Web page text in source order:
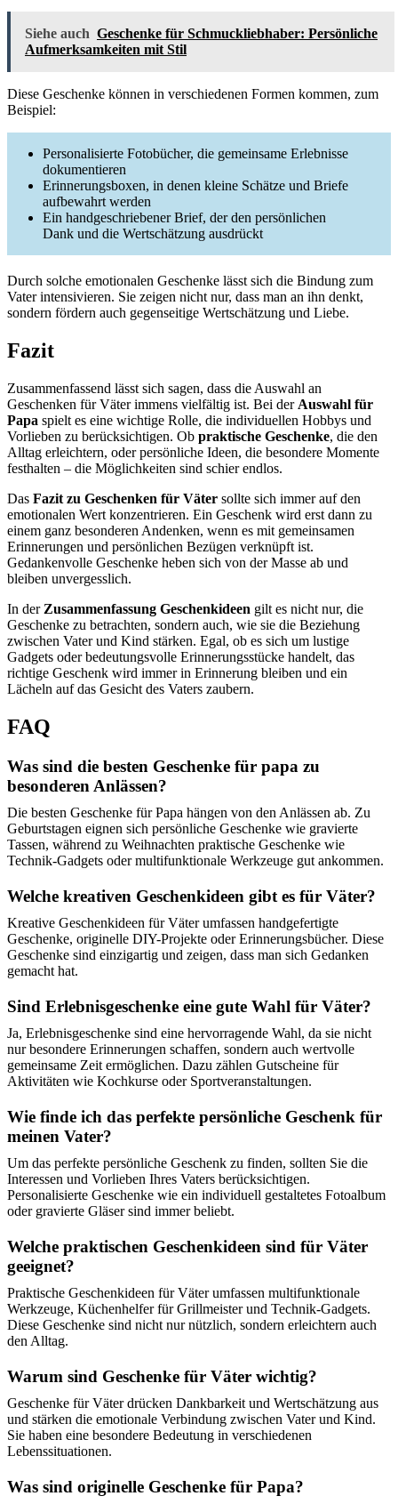
Siehe auch Geschenke für Schmuckliebhaber: Persönliche
Aufmerksamkeiten mit Stil
Diese Geschenke können in verschiedenen Formen kommen, zum
Beispiel:
Personalisierte Fotobücher, die gemeinsame Erlebnisse
dokumentieren
Erinnerungsboxen, in denen kleine Schätze und Briefe
aufbewahrt werden
Ein handgeschriebener Brief, der den persönlichen
Dank und die Wertschätzung ausdrückt
Durch solche emotionalen Geschenke lässt sich die Bindung zum
Vater intensivieren. Sie zeigen nicht nur, dass man an ihn denkt,
sondern fördern auch gegenseitige Wertschätzung und Liebe.
Fazit
Zusammenfassend lässt sich sagen, dass die Auswahl an
Geschenken für Väter immens vielfältig ist. Bei der Auswahl für
Papa spielt es eine wichtige Rolle, die individuellen Hobbys und
Vorlieben zu berücksichtigen. Ob praktische Geschenke, die den
Alltag erleichtern, oder persönliche Ideen, die besondere Momente
festhalten – die Möglichkeiten sind schier endlos.
Das Fazit zu Geschenken für Väter sollte sich immer auf den
emotionalen Wert konzentrieren. Ein Geschenk wird erst dann zu
einem ganz besonderen Andenken, wenn es mit gemeinsamen
Erinnerungen und persönlichen Bezügen verknüpft ist.
Gedankenvolle Geschenke heben sich von der Masse ab und
bleiben unvergesslich.
In der Zusammenfassung Geschenkideen gilt es nicht nur, die
Geschenke zu betrachten, sondern auch, wie sie die Beziehung
zwischen Vater und Kind stärken. Egal, ob es sich um lustige
Gadgets oder bedeutungsvolle Erinnerungsstücke handelt, das
richtige Geschenk wird immer in Erinnerung bleiben und ein
Lächeln auf das Gesicht des Vaters zaubern.
FAQ
Was sind die besten Geschenke für papa zu
besonderen Anlässen?
Die besten Geschenke für Papa hängen von den Anlässen ab. Zu
Geburtstagen eignen sich persönliche Geschenke wie gravierte
Tassen, während zu Weihnachten praktische Geschenke wie
Technik-Gadgets oder multifunktionale Werkzeuge gut ankommen.
Welche kreativen Geschenkideen gibt es für Väter?
Kreative Geschenkideen für Väter umfassen handgefertigte
Geschenke, originelle DIY-Projekte oder Erinnerungsbücher. Diese
Geschenke sind einzigartig und zeigen, dass man sich Gedanken
gemacht hat.
Sind Erlebnisgeschenke eine gute Wahl für Väter?
Ja, Erlebnisgeschenke sind eine hervorragende Wahl, da sie nicht
nur besondere Erinnerungen schaffen, sondern auch wertvolle
gemeinsame Zeit ermöglichen. Dazu zählen Gutscheine für
Aktivitäten wie Kochkurse oder Sportveranstaltungen.
Wie finde ich das perfekte persönliche Geschenk für
meinen Vater?
Um das perfekte persönliche Geschenk zu finden, sollten Sie die
Interessen und Vorlieben Ihres Vaters berücksichtigen.
Personalisierte Geschenke wie ein individuell gestaltetes Fotoalbum
oder gravierte Gläser sind immer beliebt.
Welche praktischen Geschenkideen sind für Väter
geeignet?
Praktische Geschenkideen für Väter umfassen multifunktionale
Werkzeuge, Küchenhelfer für Grillmeister und Technik-Gadgets.
Diese Geschenke sind nicht nur nützlich, sondern erleichtern auch
den Alltag.
Warum sind Geschenke für Väter wichtig?
Geschenke für Väter drücken Dankbarkeit und Wertschätzung aus
und stärken die emotionale Verbindung zwischen Vater und Kind.
Sie haben eine besondere Bedeutung in verschiedenen
Lebenssituationen.
Was sind originelle Geschenke für Papa?